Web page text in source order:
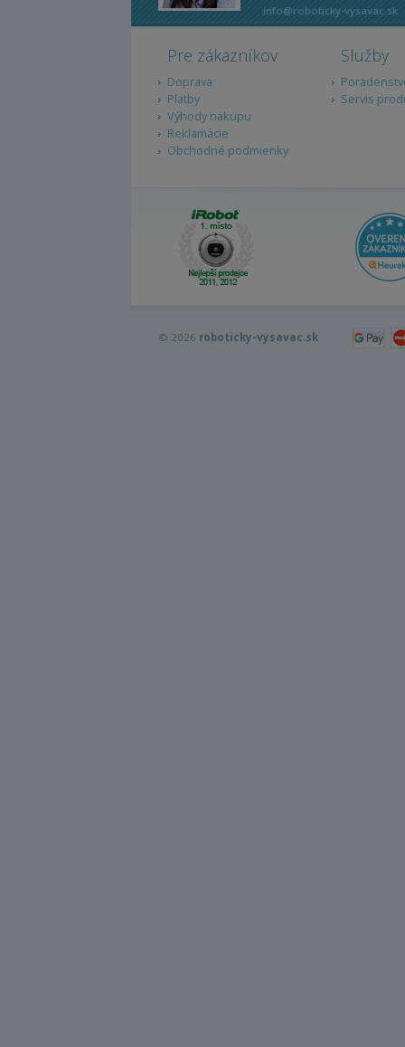
info@roboticky-vysavac.sk
Pre zákazníkov
Doprava
Platby
Výhody nákupu
Reklamácie
Obchodné podmienky
Služby
Servis
© 2026 roboticky-vysavac.sk